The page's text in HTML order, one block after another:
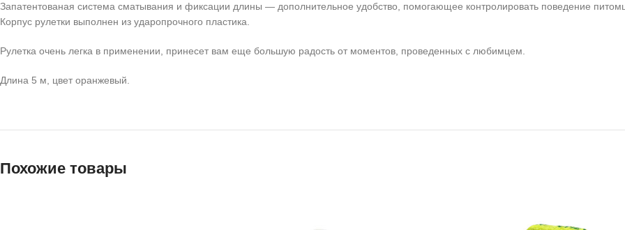
Запатентованая система сматывания и фиксации длины — дополнительное удобство, помогающее контролировать поведение
Корпус рулетки выполнен из ударопрочного пластика.
Рулетка очень легка в применении, принесет вам еще большую радость от моментов, проведенных с любимцем.
Длина 5 м, цвет оранжевый.
Похожие товары